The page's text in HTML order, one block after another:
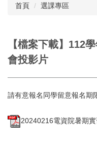
首頁 選課專區
【檔案下載】112
會投影片
請有意報名同學留意報名期
20240216電資院暑期